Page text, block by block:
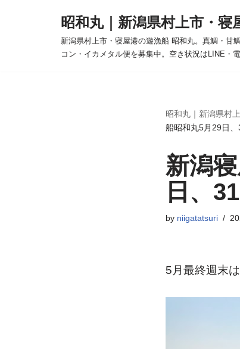
昭和丸｜新潟県村上市・
新潟県村上市・寝屋港の遊漁船 昭和丸。真鯛・甘
コン・イカメタル便を募集中。空き状況はLINE・
昭和丸｜新潟県村
船昭和丸5月29日
新潟
日、
by niigatatsuri
5月最終週末